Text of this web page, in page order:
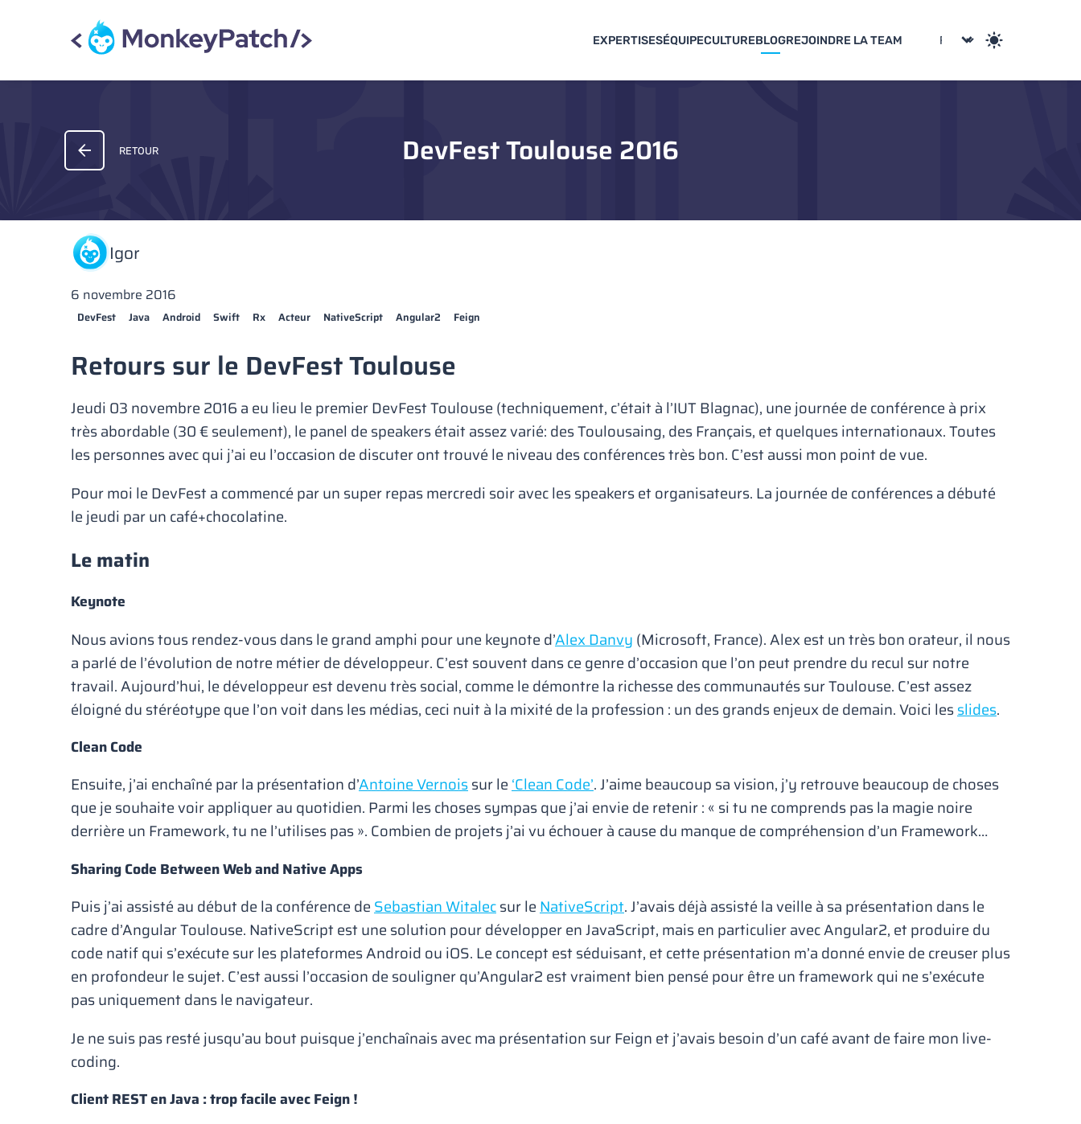
EXPERTISESÉQUIPECULTUREBLOGREJOINDRE LA TEAM
RETOUR DevFest Toulouse 2016
Igor
6 novembre 2016
DevFest Java Android Swift Rx Acteur NativeScript Angular2 Feign
Retours sur le DevFest Toulouse
Jeudi 03 novembre 2016 a eu lieu le premier DevFest Toulouse (techniquement, c’était à l’IUT Blagnac), une journée de conférence à prix
très abordable (30 € seulement), le panel de speakers était assez varié: des Toulousaing, des Français, et quelques internationaux. Toutes
les personnes avec qui j’ai eu l’occasion de discuter ont trouvé le niveau des conférences très bon. C’est aussi mon point de vue.
Pour moi le DevFest a commencé par un super repas mercredi soir avec les speakers et organisateurs. La journée de conférences a débuté
le jeudi par un café+chocolatine.
Le matin
Keynote
Nous avions tous rendez-vous dans le grand amphi pour une keynote d’Alex Danvy (Microsoft, France). Alex est un très bon orateur, il nous
a parlé de l’évolution de notre métier de développeur. C’est souvent dans ce genre d’occasion que l’on peut prendre du recul sur notre
travail. Aujourd’hui, le développeur est devenu très social, comme le démontre la richesse des communautés sur Toulouse. C’est assez
éloigné du stéréotype que l’on voit dans les médias, ceci nuit à la mixité de la profession : un des grands enjeux de demain. Voici lesslides.
Clean Code
Ensuite, j’ai enchaîné par la présentation d’Antoine Vernoissur le‘Clean Code’. J’aime beaucoup sa vision, j’y retrouve beaucoup de choses
que je souhaite voir appliquer au quotidien. Parmi les choses sympas que j’ai envie de retenir : « si tu ne comprends pas la magie noire
derrière un Framework, tu ne l’utilises pas ». Combien de projets j’ai vu échouer à cause du manque de compréhension d’un Framework…
Sharing Code Between Web and Native Apps
Puis j’ai assisté au début de la conférence deSebastian Witalecsur leNativeScript. J’avais déjà assisté la veille à sa présentation dans le
cadre d’Angular Toulouse. NativeScript est une solution pour développer en JavaScript, mais en particulier avec Angular2, et produire du
code natif qui s’exécute sur les plateformes Android ou iOS. Le concept est séduisant, et cette présentation m’a donné envie de creuser plus
en profondeur le sujet. C’est aussi l’occasion de souligner qu’Angular2 est vraiment bien pensé pour être un framework qui ne s’exécute
pas uniquement dans le navigateur.
Je ne suis pas resté jusqu’au bout puisque j’enchaînais avec ma présentation sur Feign et j’avais besoin d’un café avant de faire mon live-
coding.
Client REST en Java : trop facile avec Feign !